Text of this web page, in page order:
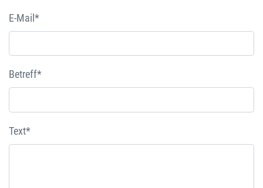
E-Mail*
Betreff*
Text*